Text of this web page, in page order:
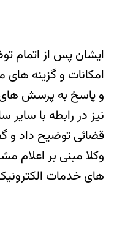
ایشان پس از اتمام
امکانات و گزینه های
و پاسخ به پرسش های
نیز در رابطه با
قضائی توضیح داد و
وکلا مبنی بر اعلام
های خدمات